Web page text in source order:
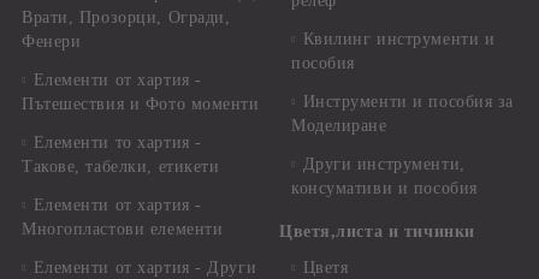
Врати, Прозорци, Огради,
Фенери
Елементи от хартия -
Пътешествия и Фото моменти
Елементи то хартия -
Такове, табелки, етикети
Елементи от хартия -
Многопластови елементи
Елементи от хартия - Други
Квилинг инструменти и
пособия
Инструменти и пособия за
Моделиране
Други инструменти,
консумативи и пособия
Цветя,листа и тичинки
Цветя